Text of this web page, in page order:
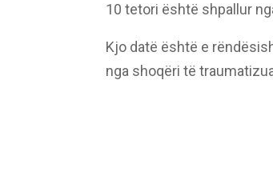
10 tetori është shpallur
Kjo datë është e
nga shoqëri të